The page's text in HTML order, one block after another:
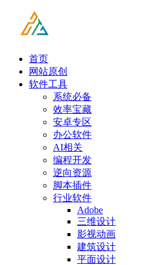
首页
网站原创
软件工具
系统必备
效率宝藏
安卓专区
办公软件
AI相关
编程开发
逆向资源
脚本插件
行业软件
Adobe
三维设计
影视动画
建筑设计
平面设计